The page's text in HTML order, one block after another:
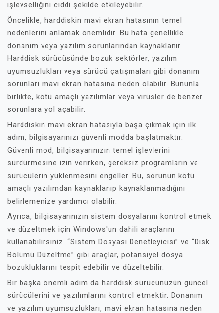
işlevselliğini ciddi şekilde etkileyebilir.
Öncelikle, harddiskin mavi ekran hatasının temel
nedenlerini anlamak önemlidir. Bu hata genellikle
donanım veya yazılım sorunlarından kaynaklanır.
Harddisk sürücüsünde bozuk sektörler, yazılım
uyumsuzlukları veya sürücü çatışmaları gibi donanım
sorunları mavi ekran hatasına neden olabilir. Bununla
birlikte, kötü amaçlı yazılımlar veya virüsler de benzer
sorunlara yol açabilir.
Harddiskin mavi ekran hatasıyla başa çıkmak için ilk
adım, bilgisayarınızı güvenli modda başlatmaktır.
Güvenli mod, bilgisayarınızın temel işlevlerini
sürdürmesine izin verirken, gereksiz programların ve
sürücülerin yüklenmesini engeller. Bu, sorunun kötü
amaçlı yazılımdan kaynaklanıp kaynaklanmadığını
belirlemenize yardımcı olabilir.
Ayrıca, bilgisayarınızın sistem dosyalarını kontrol etmek
ve düzeltmek için Windows'un dahili araçlarını
kullanabilirsiniz. “Sistem Dosyası Denetleyicisi” ve “Disk
Bölümü Düzeltme” gibi araçlar, potansiyel dosya
bozukluklarını tespit edebilir ve düzeltebilir.
Bir başka önemli adım da harddisk sürücünüzün güncel
sürücülerini ve yazılımlarını kontrol etmektir. Donanım
ve yazılım uyumsuzlukları, mavi ekran hatasına neden